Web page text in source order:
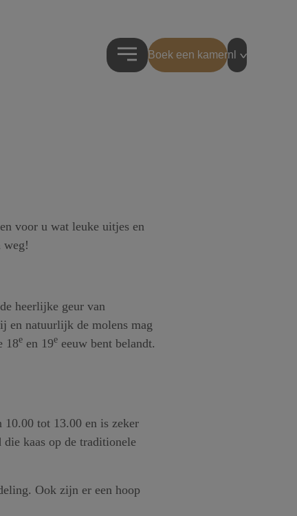
Boek een kamernl
voor u wat leuke uitjes en
weg!
heerlijke geur van
en natuurlijk de molens mag
18e en 19e eeuw bent belandt.
tot 13.00 en is zeker
kaas op de traditionele
Ook zijn er een hoop